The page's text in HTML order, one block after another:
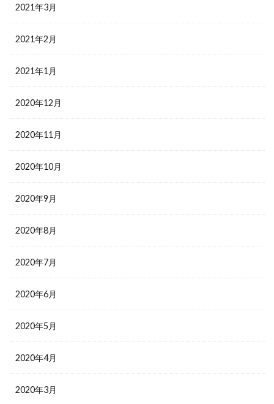
2021年3月
2021年2月
2021年1月
2020年12月
2020年11月
2020年10月
2020年9月
2020年8月
2020年7月
2020年6月
2020年5月
2020年4月
2020年3月